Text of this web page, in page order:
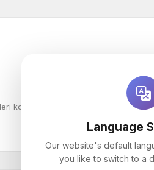
kontrol ediniz. Kırılma, dökülme
Language
Our website's default
you like to switch to a